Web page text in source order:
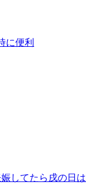
に便利
してたら戌の日